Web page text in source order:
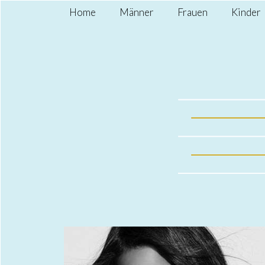
Home Männer Frauen Kinder